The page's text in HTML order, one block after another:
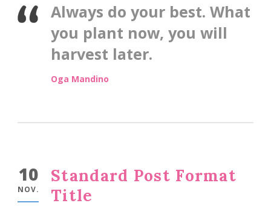
Always do your best. What
you plant now, you will
harvest later.
Oga Mandino
10
NOV.
Standard Post Format
Title